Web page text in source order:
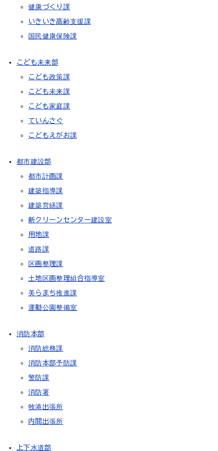
健康づくり課
いきいき高齢支援課
国民健康保険課
こども未来部
こども政策課
こども未来課
こども家庭課
ていんさぐ
こどもえがお課
都市建設部
都市計画課
建築指導課
建築営繕課
新クリーンセンター建設室
用地課
道路課
区画整理課
土地区画整理組合指導室
美らまち推進課
運動公園整備室
消防本部
消防総務課
消防本部予防課
警防課
消防署
牧港出張所
内間出張所
上下水道部